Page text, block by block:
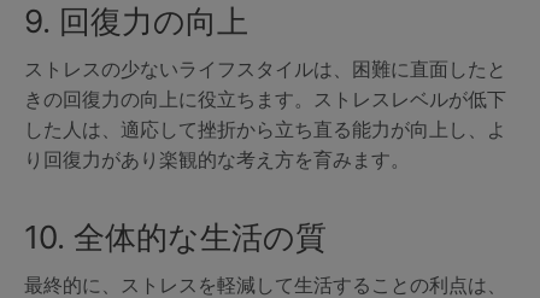
9. 回復力の向上
ストレスの少ないライフスタイルは、困難に直面したと
きの回復力の向上に役立ちます。ストレスレベルが低下
した人は、適応して挫折から立ち直る能力が向上し、よ
り回復力があり楽観的な考え方を育みます。
10. 全体的な生活の質
最終的に、ストレスを軽減して生活することの利点は、